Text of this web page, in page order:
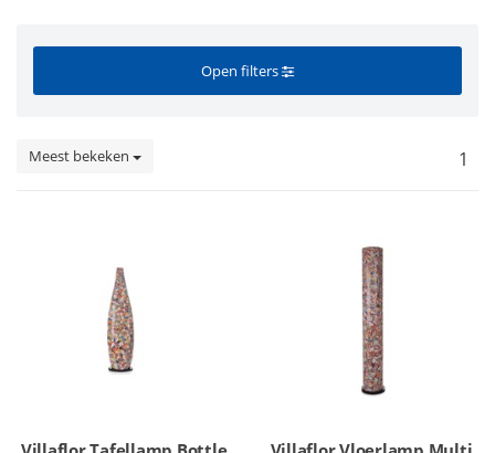
Open filters
Meest bekeken 1